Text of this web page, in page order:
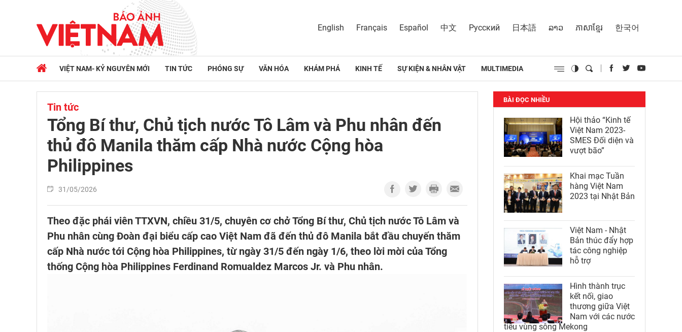
English Français Español 中文 Русский 日本語 ລາວ ភាសាខ្មែរ 한국어
VIỆT NAM- KỶ NGUYÊN MỚI TIN TỨC PHÓNG SỰ VĂN HÓA KHÁM PHÁ KINH TẾ SỰ KIỆN & NHÂN VẬT MULTIMEDIA
Tin tức
Tổng Bí thư, Chủ tịch nước Tô Lâm và Phu nhân đến
thủ đô Manila thăm cấp Nhà nước Cộng hòa
Philippines
31/05/2026
Theo đặc phái viên TTXVN, chiều 31/5, chuyên cơ chở Tổng Bí thư, Chủ tịch nước Tô Lâm và
Phu nhân cùng Đoàn đại biểu cấp cao Việt Nam đã đến thủ đô Manila bắt đầu chuyến thăm
cấp Nhà nước tới Cộng hòa Philippines, từ ngày 31/5 đến ngày 1/6, theo lời mời của Tổng
thống Cộng hòa Philippines Ferdinand Romualdez Marcos Jr. và Phu nhân.
BÀI ĐỌC NHIỀU
Hội thảo “Kinh tế
Việt Nam 2023-
SMES Đối diện và
vượt bão”
Khai mạc Tuần
hàng Việt Nam
2023 tại Nhật Bản
Việt Nam - Nhật
Bản thúc đẩy hợp
tác công nghiệp
hỗ trợ
Hình thành trục
kết nối, giao
thương giữa Việt
Nam với các nước
tiểu vùng sông Mekong